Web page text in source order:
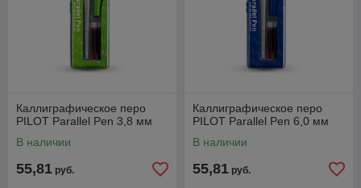
Каллиграфическое перо
PILOT Parallel Pen 3,8 мм
В наличии
55,81 руб.
Каллиграфическое перо
PILOT Parallel Pen 6,0 мм
В наличии
55,81 руб.